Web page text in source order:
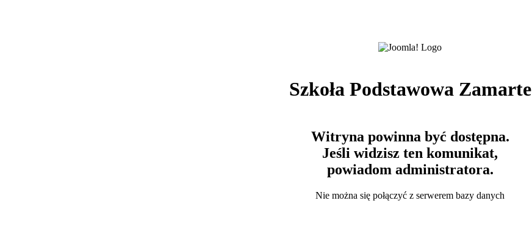
Szkoła Podstawowa Zamarte
Witryna powinna być dostępna.
Jeśli widzisz ten komunikat,
powiadom administratora.
Nie można się połączyć z serwerem bazy danych